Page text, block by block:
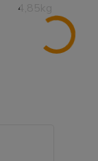
4,85kg